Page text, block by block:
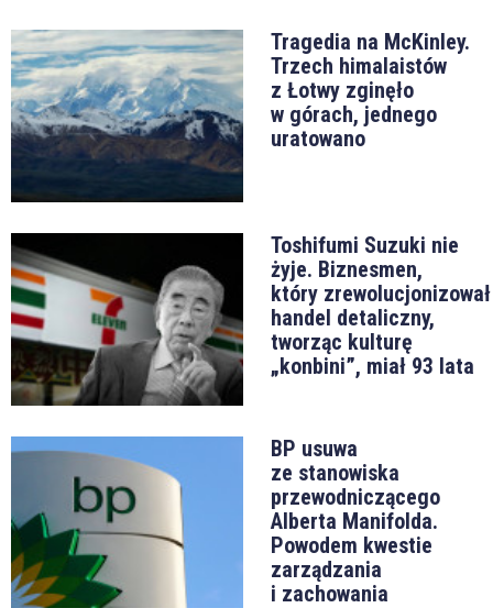
Tragedia na McKinley.
Trzech himalaistów
z Łotwy zginęło
w górach, jednego
uratowano
Toshifumi Suzuki nie
żyje. Biznesmen,
który zrewolucjonizował
handel detaliczny,
tworząc kulturę
„konbini”, miał 93 lata
BP usuwa
ze stanowiska
przewodniczącego
Alberta Manifolda.
Powodem kwestie
zarządzania
i zachowania